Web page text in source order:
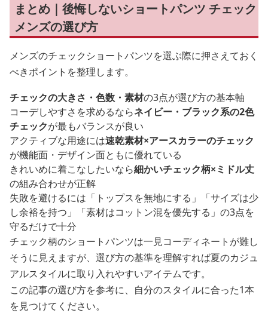
まとめ｜後悔しないショートパンツ チェック
メンズの選び方
メンズのチェックショートパンツを選ぶ際に押さえておく
べきポイントを整理します。
チェックの大きさ・色数・素材の3点が選び方の基本軸
コーデしやすさを求めるならネイビー・ブラック系の2色
チェックが最もバランスが良い
アクティブな用途には速乾素材×アースカラーのチェック
が機能面・デザイン面ともに優れている
きれいめに着こなしたいなら細かいチェック柄×ミドル丈
の組み合わせが正解
失敗を避けるには「トップスを無地にする」「サイズは少
し余裕を持つ」「素材はコットン混を優先する」の3点を
守るだけで十分
チェック柄のショートパンツは一見コーディネートが難し
そうに見えますが、選び方の基準を理解すれば夏のカジュ
アルスタイルに取り入れやすいアイテムです。
この記事の選び方を参考に、自分のスタイルに合った1本
を見つけてください。